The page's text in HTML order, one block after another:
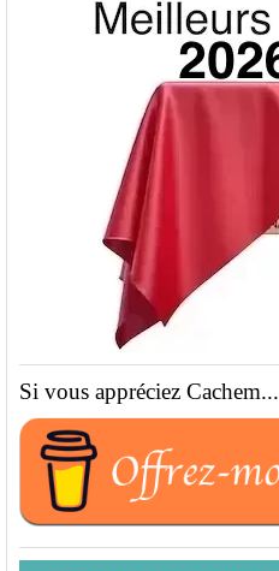
Si vous appréciez Cachem...